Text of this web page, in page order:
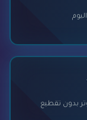
بدون تقطيع